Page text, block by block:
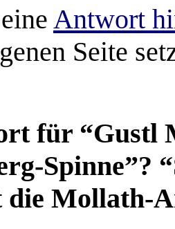
Antwort
Seite
für “Gustl
Spinne”?
die Mollath-